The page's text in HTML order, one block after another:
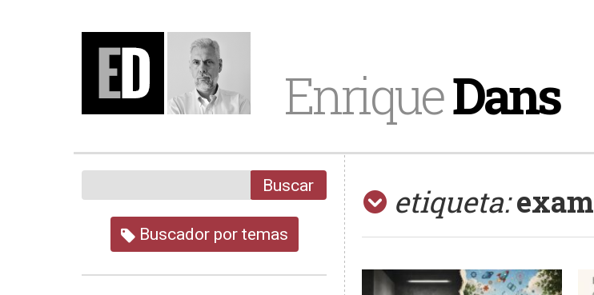
EnriqueDans
etiqueta: exam
Buscar
Buscador por temas